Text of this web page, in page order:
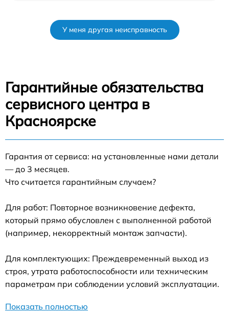
У меня другая неисправность
Гарантийные обязательства
сервисного центра в
Красноярске
Гарантия от сервиса: на установленные нами детали
— до 3 месяцев.
Что считается гарантийным случаем?
Для работ: Повторное возникновение дефекта,
который прямо обусловлен с выполненной работой
(например, некорректный монтаж запчасти).
Для комплектующих: Преждевременный выход из
строя, утрата работоспособности или техническим
параметрам при соблюдении условий эксплуатации.
Показать полностью